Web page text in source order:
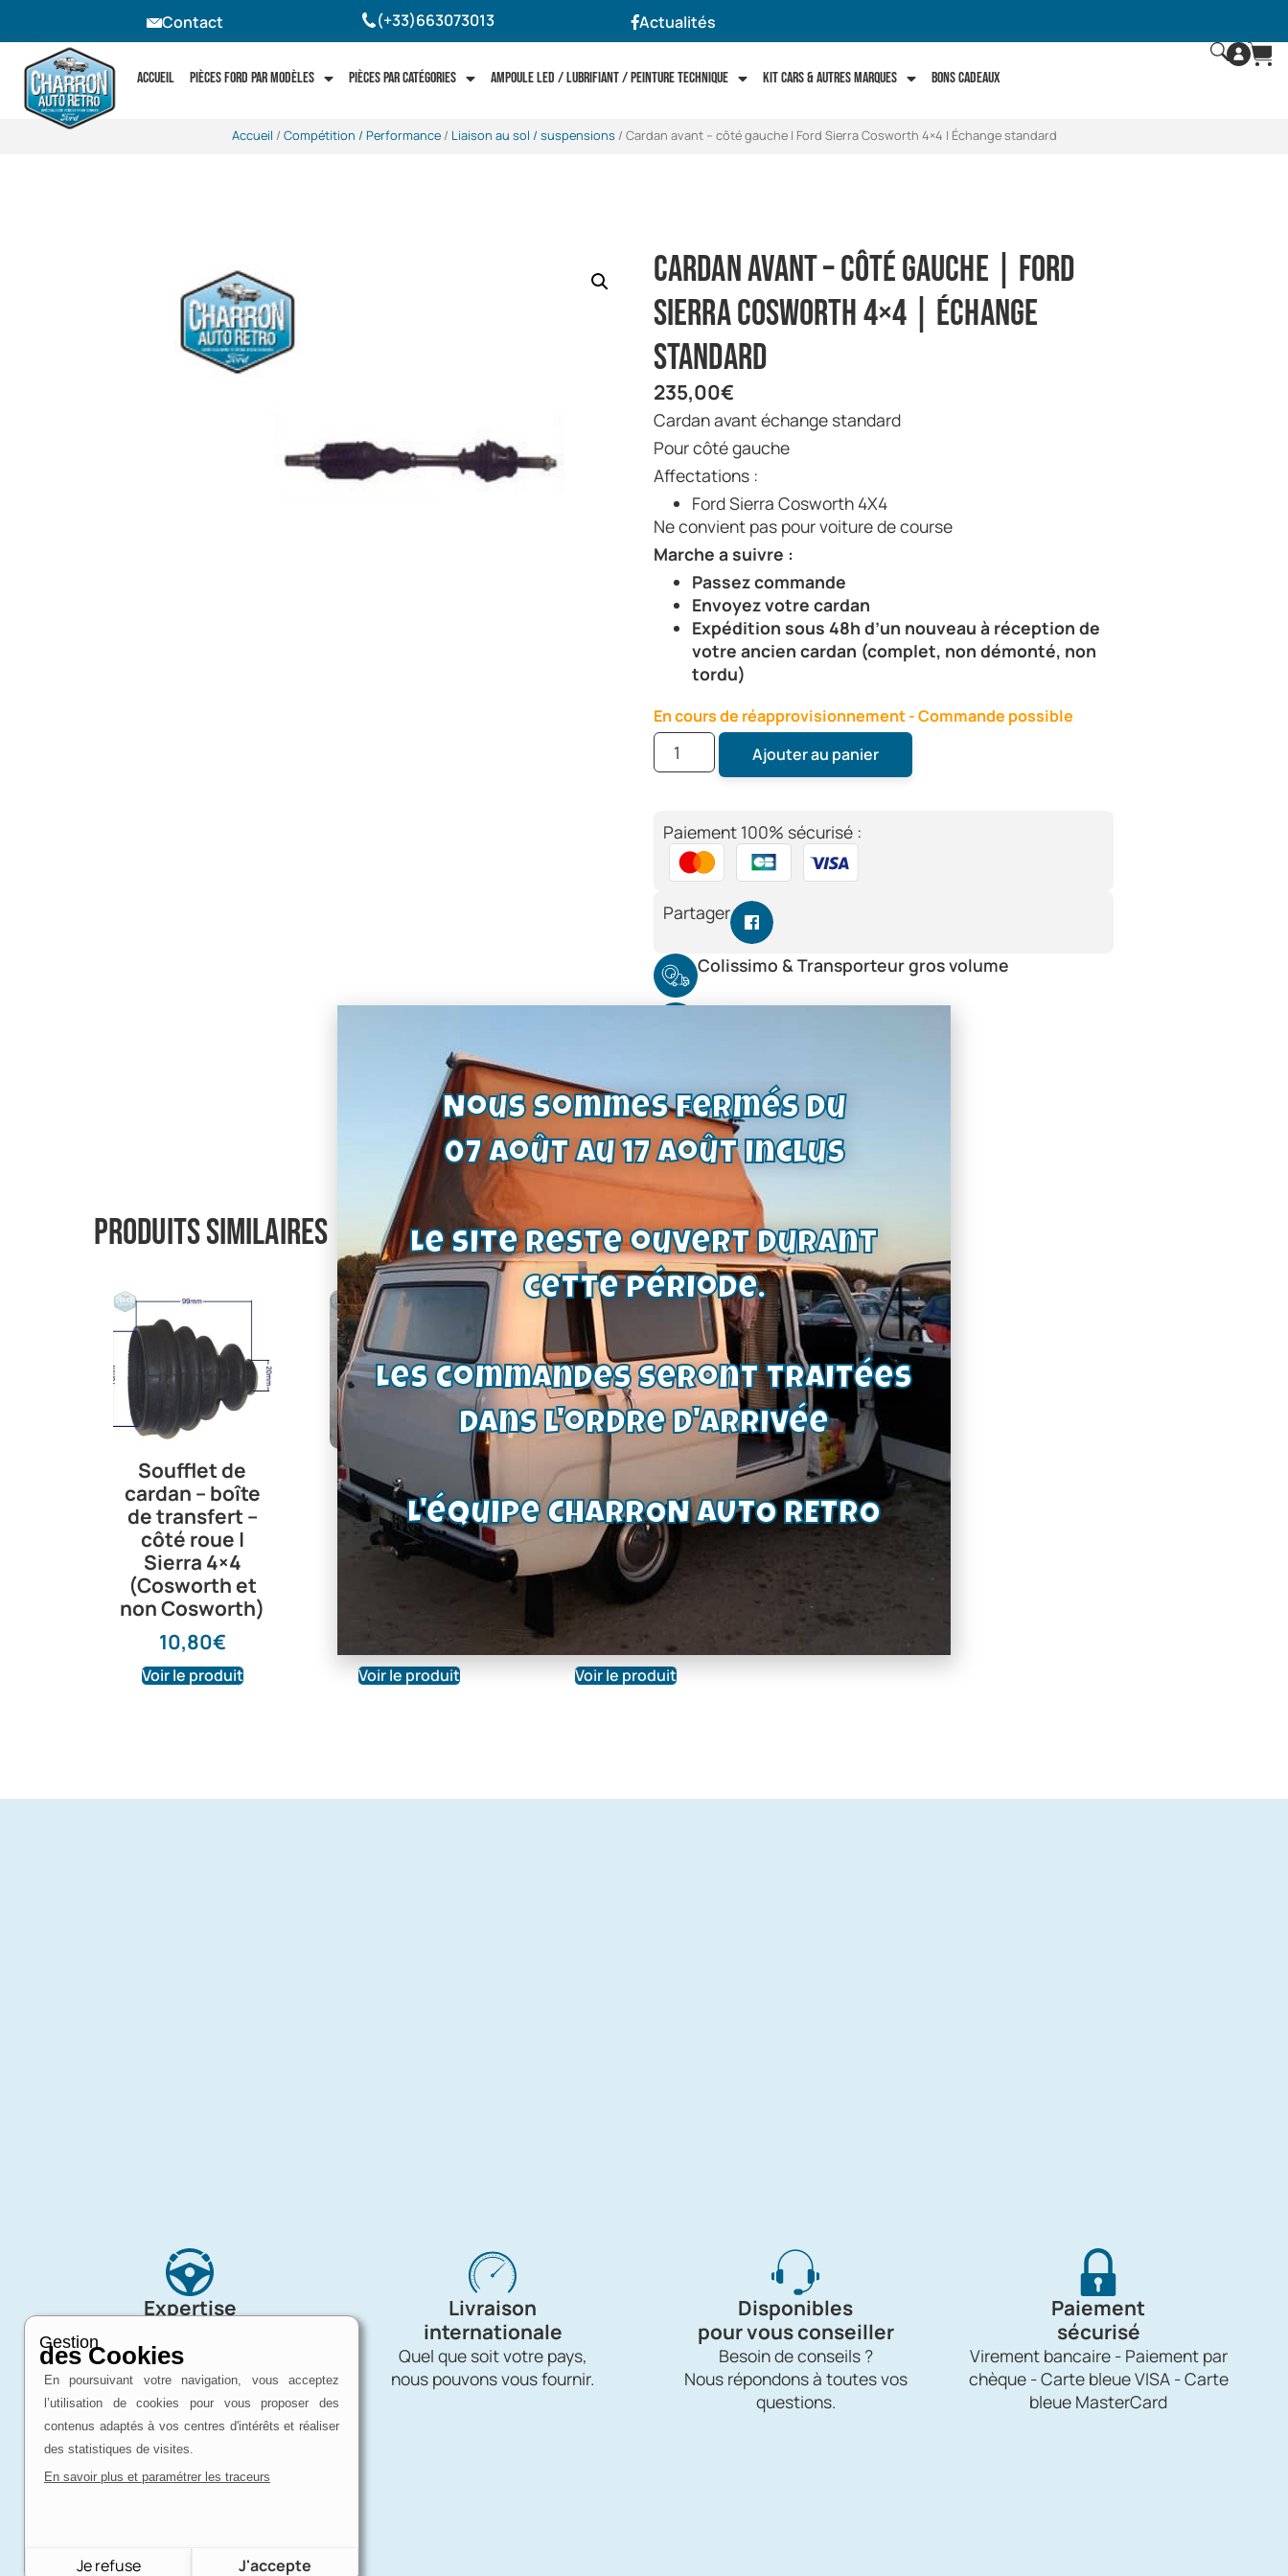
Contact (+33)663073013 Actualités
Accueil Pièces Ford par modèles Pièces par catégories Ampoule LED / Lubrifiant / Peinture technique Kit cars & autres marques Bons Cadeaux
Accueil / Compétition / Performance/ Liaison au sol / suspensions/ Cardan avant – côté gauche | Ford Sierra Cosworth 4×4 | Échange standard
Cardan avant – côté gauche | Ford
Sierra Cosworth 4×4 | Échange
standard
235,00€
Cardan avant échange standard
Pour côté gauche
Affectations :
Ford Sierra Cosworth 4X4
Ne convient pas pour voiture de course
Marche a suivre :
Passez commande
Envoyez votre cardan
Expédition sous 48h d’un nouveau à réception de
votre ancien cardan (complet, non démonté, non
tordu)
En cours de réapprovisionnement - Commande possible
Ajouter au panier
Paiement 100% sécurisé :
Partager
Colissimo & Transporteur gros volume
Produits similaires
Soufflet de
cardan – boîte
de transfert –
côté roue |
Sierra 4×4
(Cosworth et
non Cosworth)
10,80€
Voir le produit
Pommeau de
levier de
vitesse garni
cuir
Voir le produit
Caoutchouc de
retient levier de
vitesse | Ford
Taunus-
Cortina-Escort -
Sierra-Capri
8,40€
Voir le produit
Expertise
Charron Auto Rétro, c'est avant tout
une affaire de passion !
Livraison
internationale
Quel que soit votre pays,
nous pouvons vous fournir.
Disponibles
pour vous conseiller
Besoin de conseils ?
Nous répondons à toutes vos
questions.
Paiement
sécurisé
Virement bancaire - Paiement par
chèque - Carte bleue VISA - Carte
bleue MasterCard
Gestion
des Cookies
En poursuivant votre navigation, vous acceptez
l’utilisation de cookies pour vous proposer des
contenus adaptés à vos centres d'intérêts et réaliser
des statistiques de visites.
En savoir plus et paramétrer les traceurs
Je refuse J'accepte
Nous sommes fermés du
07 août au 17 août inclus
Le site reste ouvert durant
cette période.
Les commandes seront traitées
dans l'ordre d'arrivée
L'équipe CHARRON AUTO RETRO